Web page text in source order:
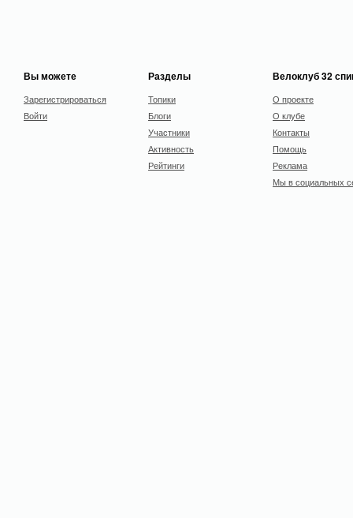
Вы можете
Зарегистрироваться
Войти
Разделы
Топики
Блоги
Участники
Активность
Рейтинги
Велоклуб 32
О проекте
О клубе
Контакты
Помощь
Реклама
Мы в социальных